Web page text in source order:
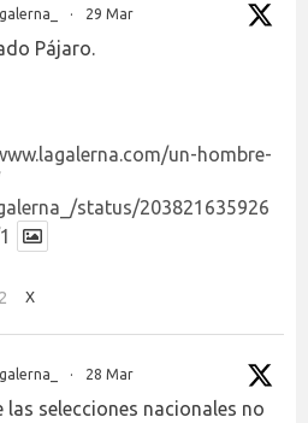
· 29 Mar
Pájaro.
un-hombre-
status/203821635926
X
· 28 Mar
selecciones nacionales no